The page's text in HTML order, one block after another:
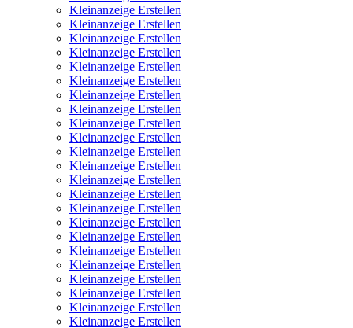
Kleinanzeige Erstellen
Kleinanzeige Erstellen
Kleinanzeige Erstellen
Kleinanzeige Erstellen
Kleinanzeige Erstellen
Kleinanzeige Erstellen
Kleinanzeige Erstellen
Kleinanzeige Erstellen
Kleinanzeige Erstellen
Kleinanzeige Erstellen
Kleinanzeige Erstellen
Kleinanzeige Erstellen
Kleinanzeige Erstellen
Kleinanzeige Erstellen
Kleinanzeige Erstellen
Kleinanzeige Erstellen
Kleinanzeige Erstellen
Kleinanzeige Erstellen
Kleinanzeige Erstellen
Kleinanzeige Erstellen
Kleinanzeige Erstellen
Kleinanzeige Erstellen
Kleinanzeige Erstellen